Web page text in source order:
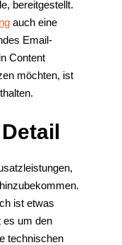
bereitgestellt.
auch eine
Email-
Content
möchten, ist
ist etwas
es um den
technischen